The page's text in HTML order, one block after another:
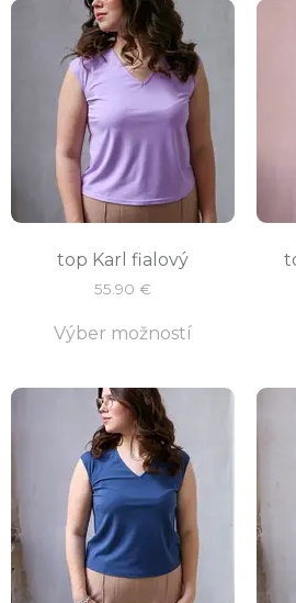
top Karl fialový
55.90 €
Výber možností